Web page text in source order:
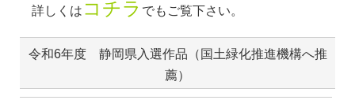
詳しくは コチラ でもご覧下さい。
令和6年度 静岡県入選作品（国土緑化推進機構へ推
薦）